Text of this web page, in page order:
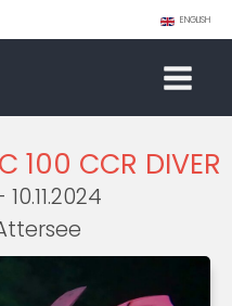
ENGLISH
100 CCR DIVER